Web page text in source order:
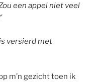
een appel niet veel
versierd met
m’n gezicht toen ik